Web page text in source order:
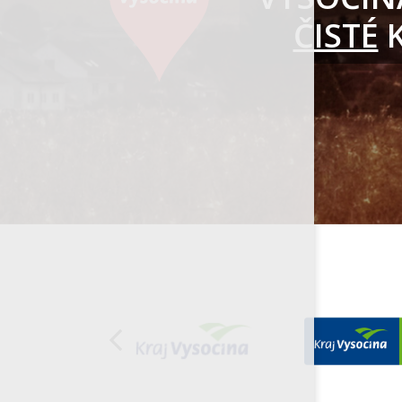
ČISTÉ